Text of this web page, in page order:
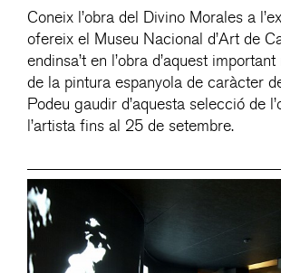
Coneix l’obra del Divino Morales a
ofereix el Museu Nacional d’Art de
endinsa’t en l’obra d’aquest
de la pintura espanyola de caràcter
Podeu gaudir d’aquesta selecció de
l’artista fins al 25 de setembre.